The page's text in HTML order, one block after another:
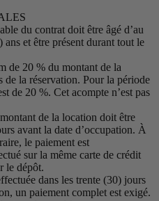
du contrat doit être âgé d’au
et être présent durant tout le
de 20 % du montant de la
de la réservation. Pour la période
de 20 %. Cet acompte n’est pas
de la location doit être
avant la date d’occupation. À
le paiement est
sur la même carte de crédit
le dépôt.
dans les trente (30) jours
un paiement complet est exigé.